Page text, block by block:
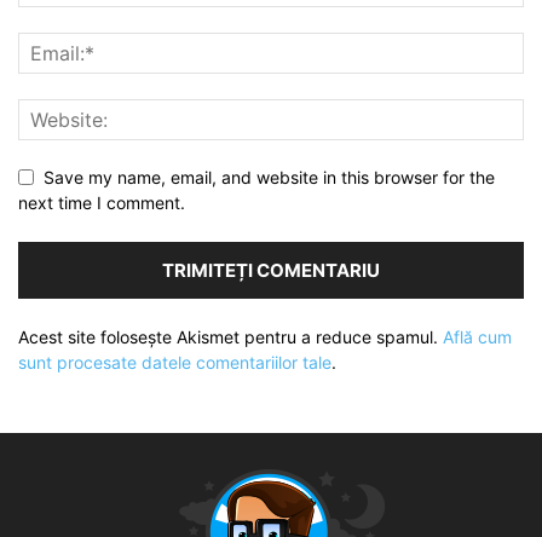
Save my name, email, and website in this browser for the
next time I comment.
Acest site folosește Akismet pentru a reduce spamul. Află cum
sunt procesate datele comentariilor tale.